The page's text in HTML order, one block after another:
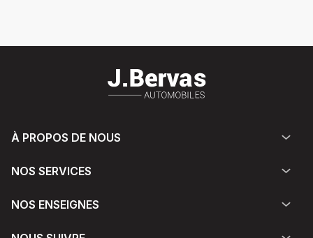
À PROPOS DE NOUS
NOS SERVICES
NOS ENSEIGNES